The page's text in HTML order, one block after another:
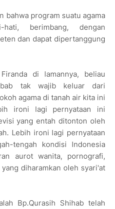
bahwa program suatu agama
berimbang, dengan
dan dapat dipertanggung
di lamannya, beliau
tak wajib keluar dari
agama di tanah air kita ini
ironi lagi pernyataan ini
yang entah ditonton oleh
Lebih ironi lagi pernyataan
tengah kondisi Indonesia
aurot wanita, pornografi,
diharamkan oleh syari'at
Bp.Qurasih Shihab telah